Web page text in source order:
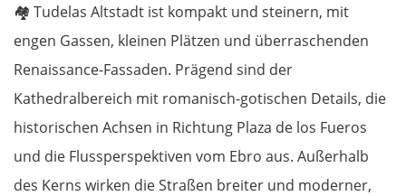
🏘️ Tudelas Altstadt ist kompakt und steinern, mit
engen Gassen, kleinen Plätzen und überraschenden
Renaissance-Fassaden. Prägend sind der
Kathedralbereich mit romanisch-gotischen Details, die
historischen Achsen in Richtung Plaza de los Fueros
und die Flussperspektiven vom Ebro aus. Außerhalb
des Kerns wirken die Straßen breiter und moderner,